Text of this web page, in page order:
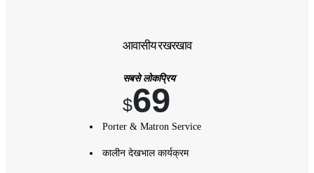
आवासीय रखरखाव
सबसे लोकप्रिय
$69
Porter & Matron Service
कालीन देखभाल कार्यक्रम